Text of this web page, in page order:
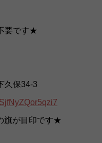
要です★
久保34-3
旗が目印です★